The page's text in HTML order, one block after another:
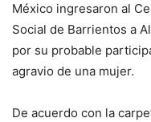
México ingresaron al
Social de Barrientos a
por su probable
agravio de una mujer.
De acuerdo con la